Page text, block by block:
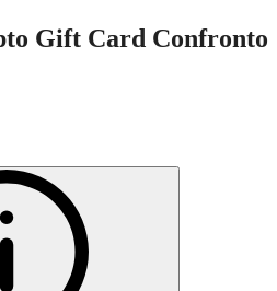
Gift Card Confronto